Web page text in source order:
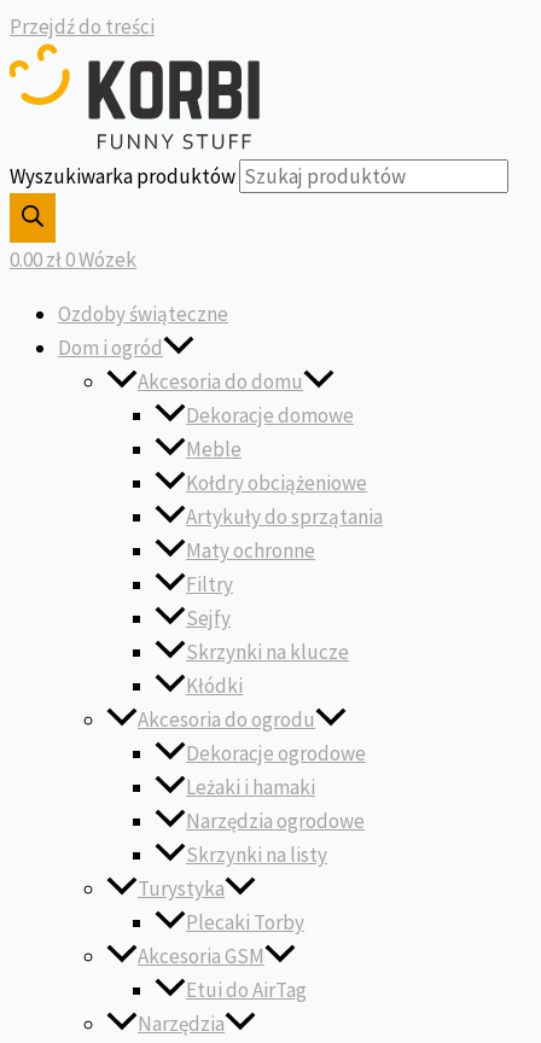
Przejdź do treści
Wyszukiwarka produktów
0.00zł0Wózek
Ozdoby świąteczne
Dom i ogród
Akcesoria do domu
Dekoracje domowe
Meble
Kołdry obciążeniowe
Artykuły do sprzątania
Maty ochronne
Filtry
Sejfy
Skrzynki na klucze
Kłódki
Akcesoria do ogrodu
Dekoracje ogrodowe
Leżaki i hamaki
Narzędzia ogrodowe
Skrzynki na listy
Turystyka
Plecaki Torby
Akcesoria GSM
Etui do AirTag
Narzędzia